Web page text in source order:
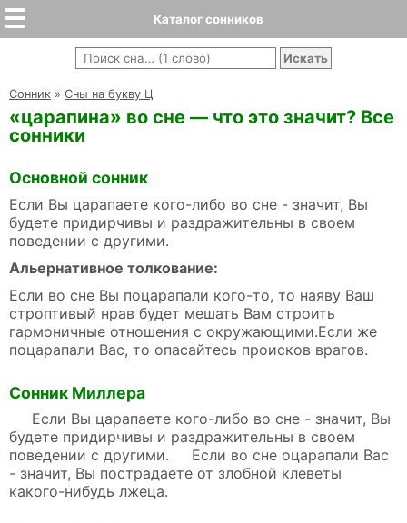
Каталог сонников
Cонник » Сны на букву Ц
«царапина» во сне — что это значит? Все
сонники
Основной сонник
Если Вы царапаете кого-либо во сне - значит, Вы
будете придирчивы и раздражительны в своем
поведении с другими.
Альернативное толкование:
Если во сне Вы поцарапали кого-то, то наяву Ваш
строптивый нрав будет мешать Вам строить
гармоничные отношения с окружающими.Если же
поцарапали Вас, то опасайтесь происков врагов.
Сонник Миллера
Если Вы царапаете кого-либо во сне - значит, Вы
будете придирчивы и раздражительны в своем
поведении с другими. Если во сне оцарапали Вас
- значит, Вы пострадаете от злобной клеветы
какого-нибудь лжеца.